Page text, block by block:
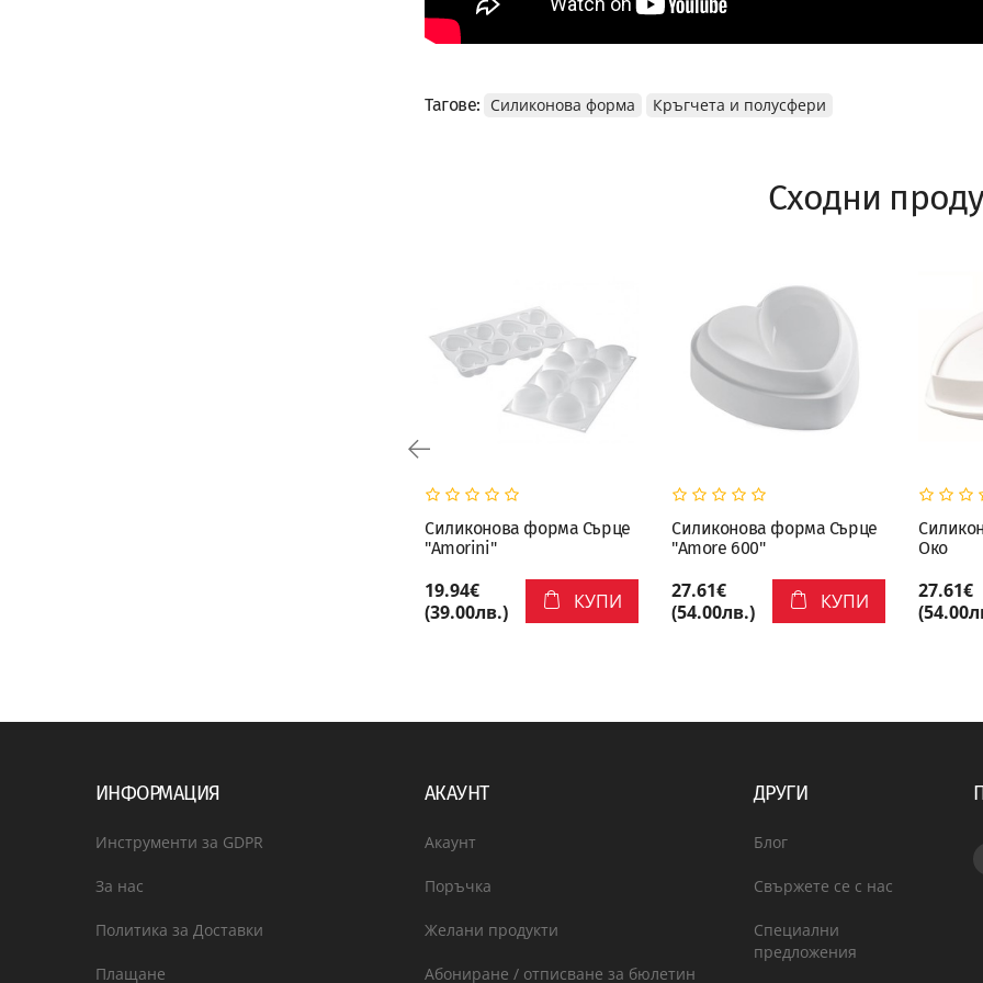
Тагове: Силиконова форма Кръгчета и полусфери
Сходни
Силиконова форма Сърце
"Amorini"
19.94€
(39.00лв.)
КУПИ
Силиконова форма Сърце
"Amore 600"
27.61€
(54.00лв.)
КУПИ
Око
27.61€
ИНФОРМАЦИЯ
Инструменти за GDPR
За нас
Политика за Доставки
Плащане
АКАУНТ
Акаунт
Поръчка
Желани продукти
Абониране / отписване за бюлетин
ДРУГИ
Блог
Свържете се с нас
Специални
предложения